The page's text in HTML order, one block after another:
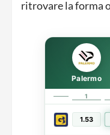
ritrovare la forma
Palermo
1
1.53